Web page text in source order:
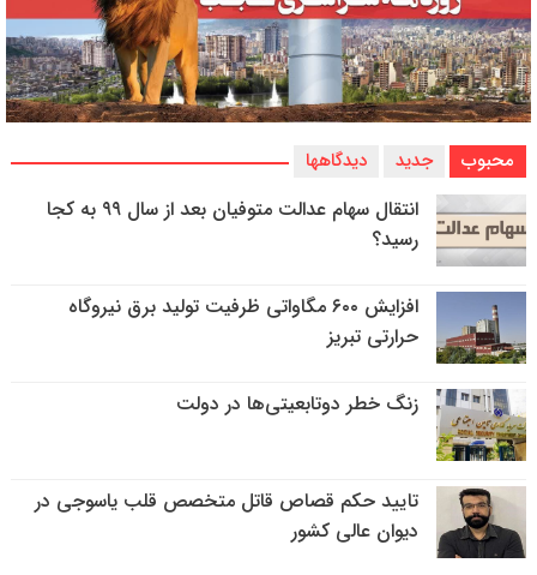
محبوب جدید دیدگاهها
انتقال سهام عدالت متوفیان بعد از سال ۹۹ به کجا
رسید؟
افزایش ۶۰۰ مگاواتی ظرفیت تولید برق نیروگاه
حرارتی تبریز
زنگ خطر دوتابعیتی‌ها در دولت
تایید حکم قصاص قاتل متخصص قلب یاسوجی در
دیوان عالی کشور